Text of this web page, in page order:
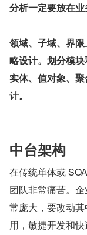
分析一定要放在业
领域、子域、界
略设计。划分模块
实体、值对象、
计。
中台架构
在传统单体或
团队非常痛苦。
常庞大，要改动
用，敏捷开发和快